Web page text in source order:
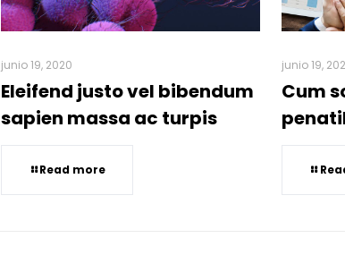
junio 19, 2020
Eleifend justo vel bibendum
sapien massa ac turpis
Read more
junio 19,
Cum